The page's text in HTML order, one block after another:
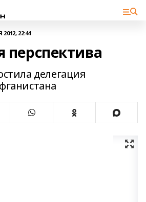
22:44
перспектива
делегация